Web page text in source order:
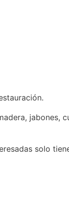
jabones,
solo